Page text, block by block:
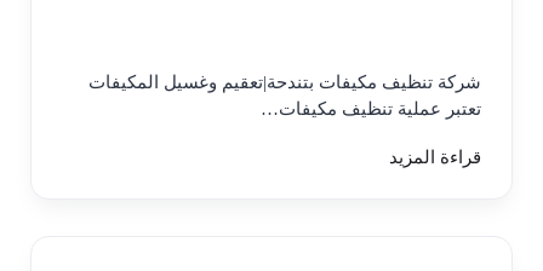
شركة تنظيف مكيفات بتندحة|تعقيم وغسيل المكيفات
تعتبر عملية تنظيف مكيفات…
قراءة المزيد